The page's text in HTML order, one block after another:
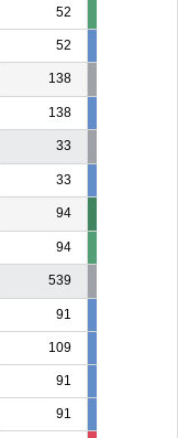
52
52
138
138
33
33
94
94
539
91
109
91
91